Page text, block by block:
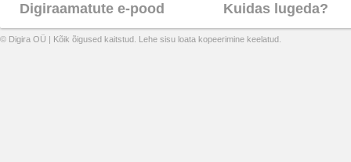
Digiraamatute e-pood Kuidas lugeda?
© Digira OÜ | Kõik õigused kaitstud. Lehe sisu loata kopeerimine keelatud.